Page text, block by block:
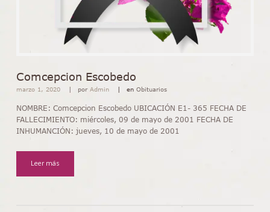
Comcepcion Escobedo
marzo 1, 2020 porAdmin en Obituarios
NOMBRE: Comcepcion Escobedo UBICACIÓN E1- 365 FECHA DE
FALLECIMIENTO: miércoles, 09 de mayo de 2001 FECHA DE
INHUMANCIÓN: jueves, 10 de mayo de 2001
Leer más